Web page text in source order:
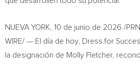
NUEVA YORK 10 de junio de 2026 /
WIRE/ — El día de hoy, Dress for
la designación de Molly Fletcher,